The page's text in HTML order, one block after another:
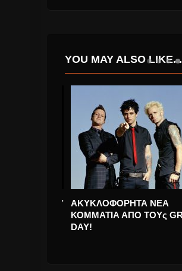
YOU MAY ALSO LIKE...
ΑΚΥΚΛΟΦΟΡΗΤΑ ΝΕΑ
ΚΟΜΜΑΤΙΑ ΑΠΟ ΤΟΥς
DAY!